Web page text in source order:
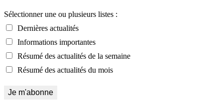
Sélectionner une ou plusieurs listes :
Dernières actualités
Informations importantes
Résumé des actualités de la semaine
Résumé des actualités du mois